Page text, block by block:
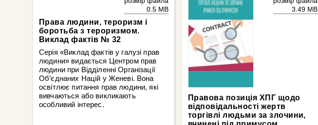
0.5 MB
Права людини, тероризм і
боротьба з тероризмом.
Виклад фактів № 32
Серія «Виклад фактів у галузі прав
людини» видається Центром прав
людини при Відділенні Організації
Об’єднаних Націй у Женеві. Вона
освітлює питання прав людини, які
вивчаються або викликають
особливий інтерес.
3.49 MB
Правова позиція ХПГ щодо
відповідальності жертв
торгівлі людьми за злочини,